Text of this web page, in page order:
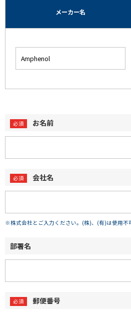
メーカー名
お名前
会社名
※株式会社とご入力ください。(株)、(有)は使用不
部署名
郵便番号